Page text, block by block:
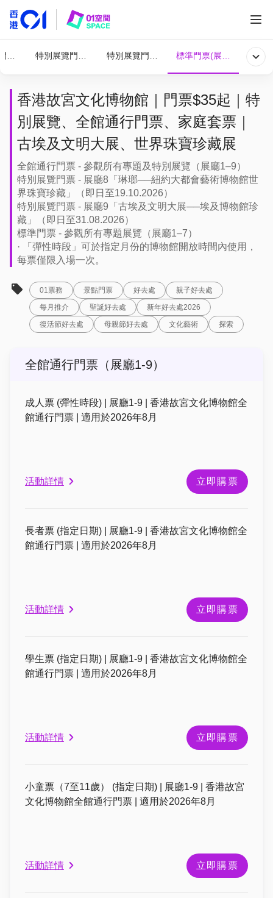
票（展廳1-9）特別展覽門票（展廳1-7及9）特別展覽門票（展廳1-7&8）
標準門票(展場1-7)
香港故宮文化博物館｜門票$35起｜特
別展覽、全館通行門票、家庭套票｜
古埃及文明大展、世界珠寶珍藏展
全館通行門票 - 參觀所有專題及特別展覽（展廳1–9）
特別展覽門票 - 展廳8「琳瑯──紐約大都會藝術博物館世
界珠寶珍藏」（即日至19.10.2026）
特別展覽門票 - 展廳9「古埃及文明大展──埃及博物館珍
藏」（即日至31.08.2026）
標準門票 - 參觀所有專題展覽（展廳1–7）
· 「彈性時段」可於指定月份的博物館開放時間內使用，
每票僅限入場一次。
01票務 景點門票 好去處
親子好去處
每月推介
聖誕好去處
新年好去處2026
復活節好去處
母親節好去處 文化藝術 探索
全館通行門票（展廳1-9）
成人票 (彈性時段) | 展廳1-9 | 香港故宮文化博物館全
館通行門票 | 適用於2026年8月
活動詳情 立即購票
長者票 (指定日期) | 展廳1-9 | 香港故宮文化博物館全
館通行門票 | 適用於2026年8月
活動詳情 立即購票
學生票 (指定日期) | 展廳1-9 | 香港故宮文化博物館全
館通行門票 | 適用於2026年8月
活動詳情 立即購票
小童票（7至11歲） (指定日期) | 展廳1-9 | 香港故宮
文化博物館全館通行門票 | 適用於2026年8月
活動詳情 立即購票